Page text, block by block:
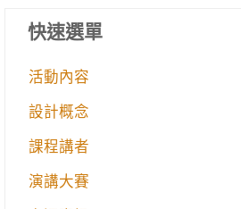
快速選單
活動內容
設計概念
課程講者
演講大賽